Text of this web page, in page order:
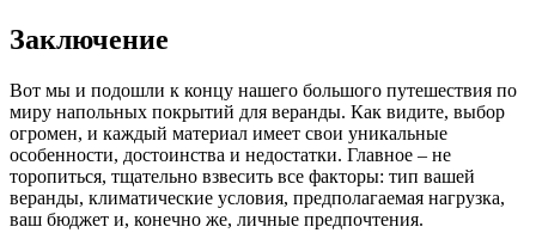
Заключение
Вот мы и подошли к концу нашего большого путешествия по
миру напольных покрытий для веранды. Как видите, выбор
огромен, и каждый материал имеет свои уникальные
особенности, достоинства и недостатки. Главное – не
торопиться, тщательно взвесить все факторы: тип вашей
веранды, климатические условия, предполагаемая нагрузка,
ваш бюджет и, конечно же, личные предпочтения.